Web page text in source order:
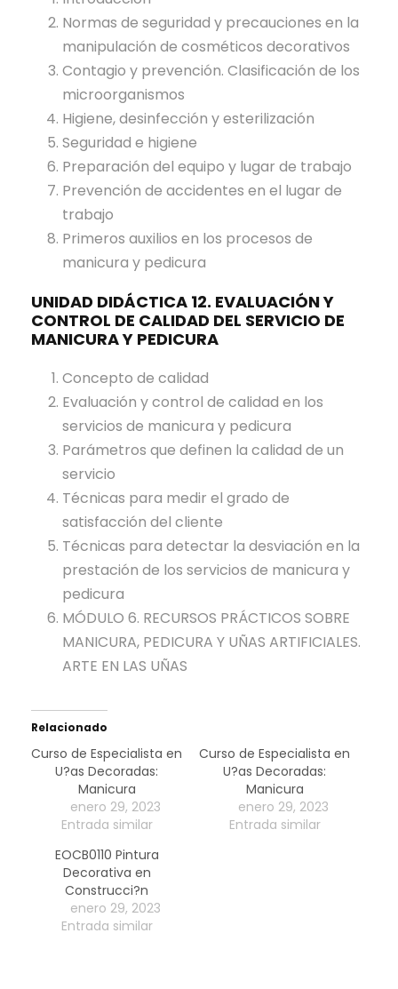
Normas de seguridad y precauciones en la
manipulación de cosméticos decorativos
Contagio y prevención. Clasificación de los
microorganismos
Higiene, desinfección y esterilización
Seguridad e higiene
Preparación del equipo y lugar de trabajo
Prevención de accidentes en el lugar de
trabajo
Primeros auxilios en los procesos de
manicura y pedicura
UNIDAD DIDÁCTICA 12. EVALUACIÓN Y
CONTROL DE CALIDAD DEL SERVICIO DE
MANICURA Y PEDICURA
Concepto de calidad
Evaluación y control de calidad en los
servicios de manicura y pedicura
Parámetros que definen la calidad de un
servicio
Técnicas para medir el grado de
satisfacción del cliente
Técnicas para detectar la desviación en la
prestación de los servicios de manicura y
pedicura
MÓDULO 6. RECURSOS PRÁCTICOS SOBRE
MANICURA, PEDICURA Y UÑAS ARTIFICIALES.
ARTE EN LAS UÑAS
Relacionado
Curso de Especialista en
U?as Decoradas:
Manicura
enero 29, 2023
Entrada similar
Curso de Especialista en
U?as Decoradas:
Manicura
enero 29, 2023
Entrada similar
EOCB0110 Pintura
Decorativa en
Construcci?n
enero 29, 2023
Entrada similar